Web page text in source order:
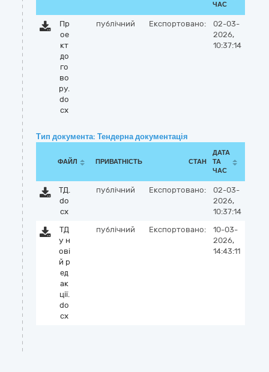
ЧАС
Пр
ое
кт
до
го
во
ру.
do
cx
публічний Експортовано:
02-03-
2026,
10:37:14
Тип документа: Тендерна документація
ФАЙЛ ПРИВАТНІСТЬ СТАН
ДАТА
ТА
ЧАС
ТД.
do
cx
публічний Експортовано:
02-03-
2026,
10:37:14
ТД
у н
ові
й р
ед
ак
ції.
do
cx
публічний Експортовано:
10-03-
2026,
14:43:11